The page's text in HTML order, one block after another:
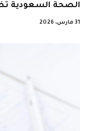
الصحة السعودية
31 مارس، 2026